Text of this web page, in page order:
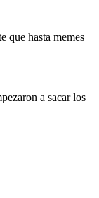
que hasta memes
a sacar los